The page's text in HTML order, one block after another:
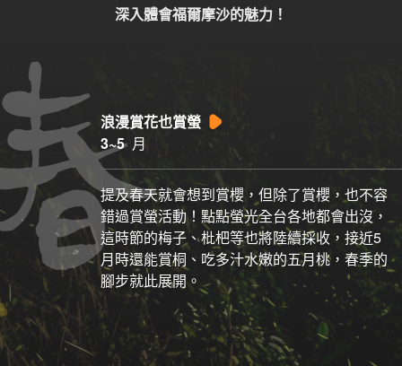
深入體會福爾摩沙的魅力！
浪漫賞花也賞螢
3~5 月
提及春天就會想到賞櫻，但除了賞櫻，也不容
錯過賞螢活動！點點螢光全台各地都會出沒，
這時節的梅子、枇杷等也將陸續採收，接近5
月時還能賞桐、吃多汁水嫩的五月桃，春季的
腳步就此展開。